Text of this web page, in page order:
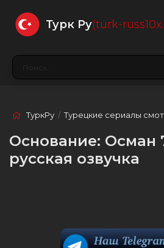
Турк Ру(turk-
ТуркРу /Турецкие сериалы
Основание: Осман
русская озвучка